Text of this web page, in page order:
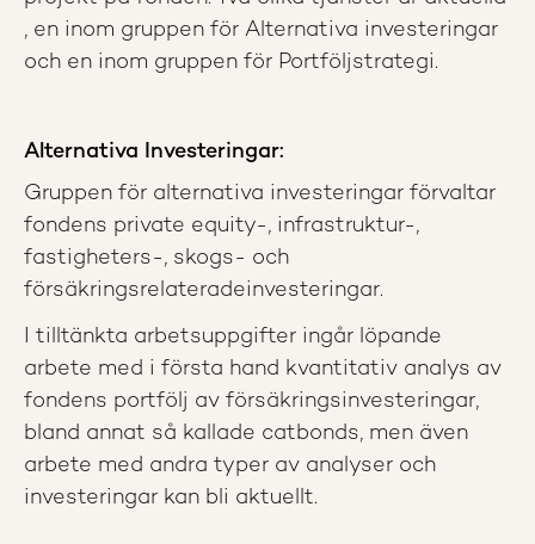
, en inom gruppen för Alternativa investeringar
och en inom gruppen för Portföljstrategi.
Alternativa Investeringar:
Gruppen för alternativa investeringar förvaltar
fondens private equity-, infrastruktur-,
fastigheters-, skogs- och
försäkringsrelateradeinvesteringar.
I tilltänkta arbetsuppgifter ingår löpande
arbete med i första hand kvantitativ analys av
fondens portfölj av försäkringsinvesteringar,
bland annat så kallade catbonds, men även
arbete med andra typer av analyser och
investeringar kan bli aktuellt.